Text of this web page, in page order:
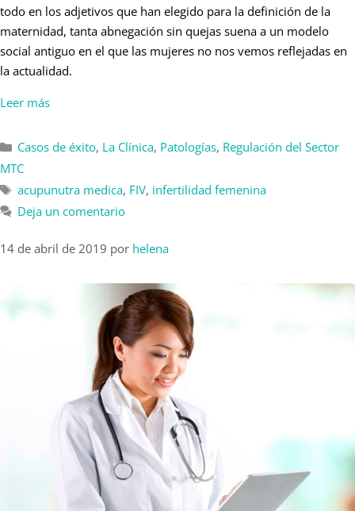
todo en los adjetivos que han elegido para la definición de la
maternidad, tanta abnegación sin quejas suena a un modelo
social antiguo en el que las mujeres no nos vemos reflejadas en
la actualidad.
Leer más
Casos de éxito, La Clínica, Patologías, Regulación del Sector
MTC
acupunutra medica, FIV, infertilidad femenina
Deja un comentario
14 de abril de 2019 por helena